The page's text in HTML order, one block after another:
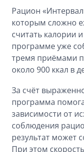
Рацион
которым сложно
считать калории
программе уже
тремя приёмами
около 900 ккал в
За счёт
программа
зависимости от
соблюдения
результат может
При этом